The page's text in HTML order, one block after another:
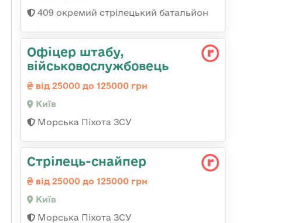
409 окремий стрілецький батальйон
Офіцер штабу,
військовослужбовець
від 25000 до 125000 грн
Київ
Морська Піхота ЗСУ
Стрілець-снайпеp
від 25000 до 125000 грн
Київ
Морська Піхота ЗСУ